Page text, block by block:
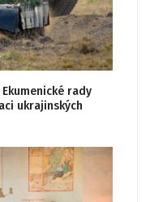
rady
ukrajinských